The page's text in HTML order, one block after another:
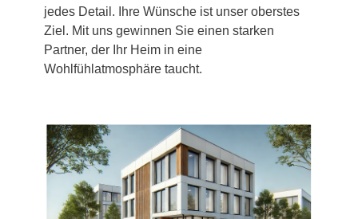
jedes Detail. Ihre Wünsche ist unser oberstes
Ziel. Mit uns gewinnen Sie einen starken
Partner, der Ihr Heim in eine
Wohlfühlatmosphäre taucht.